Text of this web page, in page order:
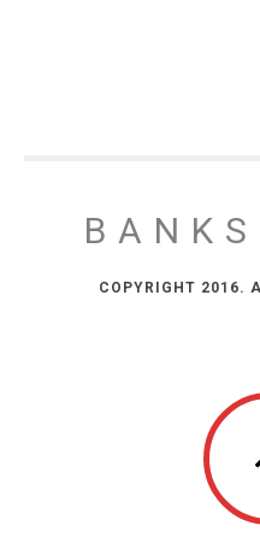
COPYRIGHT 2016.